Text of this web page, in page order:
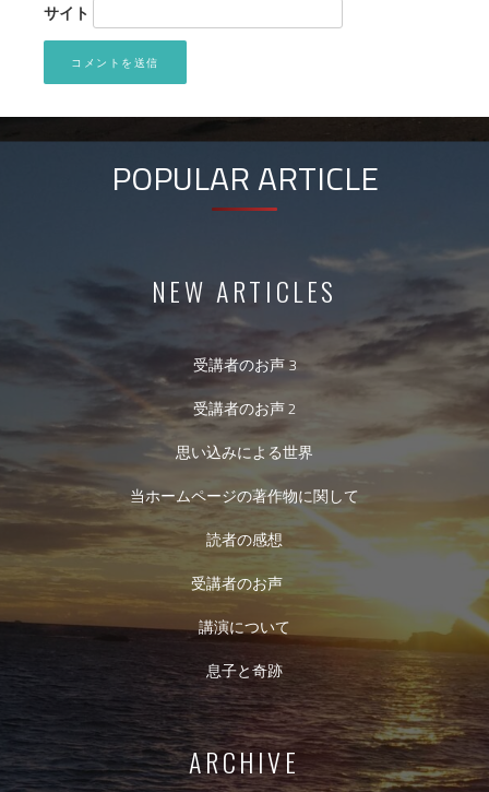
サイト
POPULAR ARTICLE
NEW ARTICLES
受講者のお声 3
受講者のお声 2
思い込みによる世界
当ホームページの著作物に関して
読者の感想
受講者のお声
講演について
息子と奇跡
ARCHIVE